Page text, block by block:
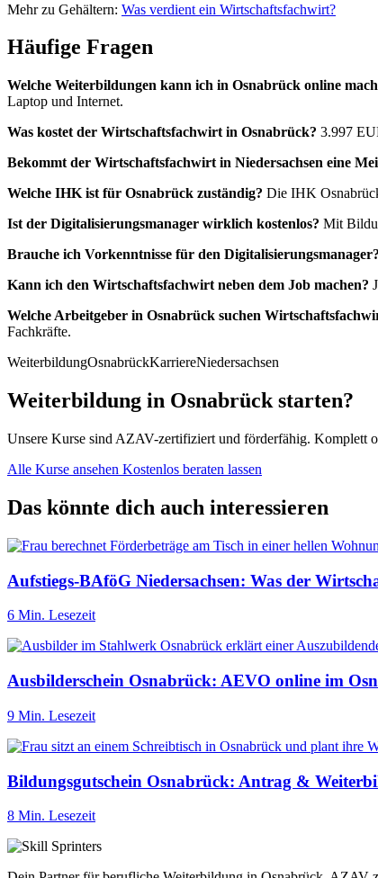
Mehr zu Gehältern: Was verdient ein Wirtschaftsfachwirt?
Häufige Fragen
Welche Weiterbildungen kann ich in Osnabrück online
Laptop und Internet.
Was kostet der Wirtschaftsfachwirt in Osnabrück? 3.997
Bekommt der Wirtschaftsfachwirt in Niedersachsen eine
Welche IHK ist für Osnabrück zuständig? Die IHK
Ist der Digitalisierungsmanager wirklich kostenlos? Mit
Brauche ich Vorkenntnisse für den Digitalisierungsmanager?
Kann ich den Wirtschaftsfachwirt neben dem Job machen?
Welche Arbeitgeber in Osnabrück suchen
Fachkräfte.
WeiterbildungOsnabrückKarriereNiedersachsen
Weiterbildung in Osnabrück starten?
Unsere Kurse sind AZAV-zertifiziert und förderfähig. Komplett
Alle Kurse ansehen Kostenlos beraten lassen
Das könnte dich auch interessieren
Aufstiegs-BAföG Niedersachsen: Was der
6 Min. Lesezeit
Ausbilderschein Osnabrück: AEVO online im
9 Min. Lesezeit
Bildungsgutschein Osnabrück: Antrag &
8 Min. Lesezeit